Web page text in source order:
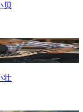
贝
壮